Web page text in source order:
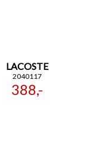
LACOSTE
2040117
388,-